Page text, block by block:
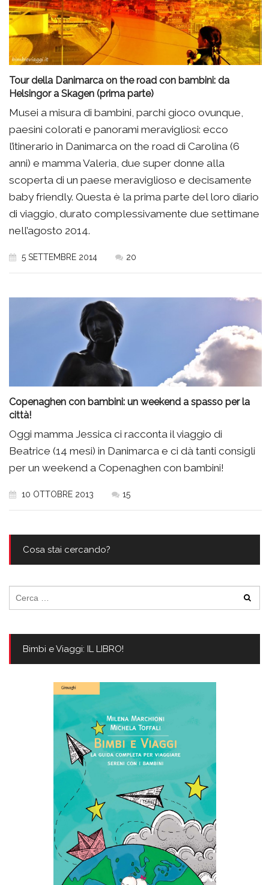
Tour della Danimarca on the road con bambini: da
Helsingor a Skagen (prima parte)
Musei a misura di bambini, parchi gioco ovunque,
paesini colorati e panorami meravigliosi: ecco
l’itinerario in Danimarca on the road di Carolina (6
anni) e mamma Valeria, due super donne alla
scoperta di un paese meraviglioso e decisamente
baby friendly. Questa è la prima parte del loro diario
di viaggio, durato complessivamente due settimane
nell’agosto 2014.
5 SETTEMBRE 2014 20
Copenaghen con bambini: un weekend a spasso per la
città!
Oggi mamma Jessica ci racconta il viaggio di
Beatrice (14 mesi) in Danimarca e ci dà tanti consigli
per un weekend a Copenaghen con bambini!
10 OTTOBRE 2013 15
Cosa stai cercando?
per:
Bimbi e Viaggi: IL LIBRO!